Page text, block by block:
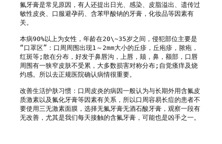
氟牙膏是常见原因，有人还提出日光、感染、皮脂溢出、遗传过
敏性皮炎、口服避孕药、含苯甲酸钠的牙膏，化妆品等因素有
关。
本病90%以上为女性，年龄在20\~35岁之间，侵犯部位主要是
“口罩区”：口周周围出现1～2mm大小的丘疹，丘疱疹，脓疱，
红斑等;散在分布，好发于鼻唇沟，上唇，颏，鼻，额部，口唇
周围有一狭窄皮肤不受累，大多数损害对称分布;自觉瘙痒及烧
灼感。所以去正规医院确认病情很重要。
改善生活护肤习惯：口周皮炎的病因一般认为与长期外用含氟皮
质激素以及氟化牙膏等因素有关系，所以口周容易长痘的患者不
要使用三无激素面膜，选择无氟牙膏无酒石酸牙膏，观察一段有
无改善，尤其是我们每天接触的含氟牙膏，可能也是凶手之一。